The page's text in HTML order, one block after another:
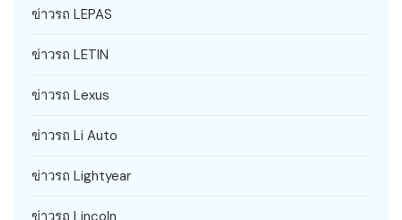
ข่าวรถ LEPAS
ข่าวรถ LETIN
ข่าวรถ Lexus
ข่าวรถ Li Auto
ข่าวรถ Lightyear
ข่าวรถ Lincoln